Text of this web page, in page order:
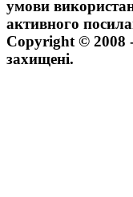
умови
активного
Copyright © 2008
захищені.